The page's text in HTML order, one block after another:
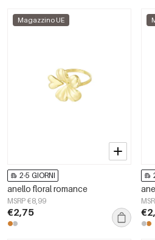
Magazzino UE
2-5 GIORNI
anello floral romance
MSRP €8,99
€2,75